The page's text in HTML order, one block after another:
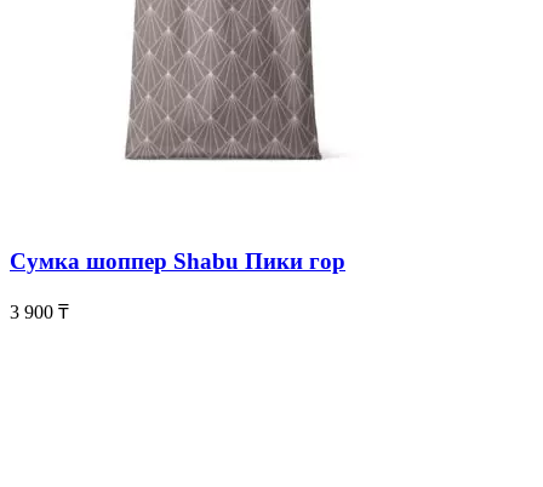
Сумка шоппер Shabu Пики гор
3 900 ₸